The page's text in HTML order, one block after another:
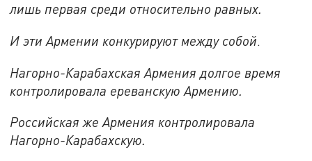
лишь первая среди относительно равных.
И эти Армении конкурируют между собой.
Нагорно-Карабахская Армения долгое время
контролировала ереванскую Армению.
Российская же Армения контролировала
Нагорно-Карабахскую.